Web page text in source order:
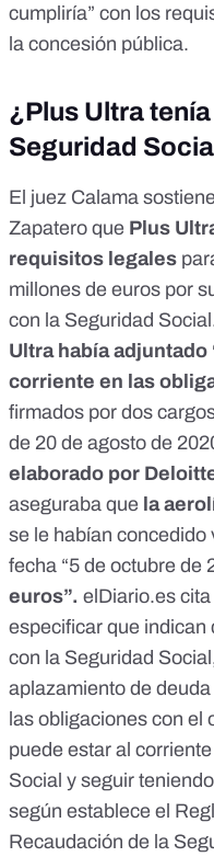
cumpliría” con los
la concesión pública.
¿Plus Ultra
Seguridad
El juez Calama
Zapatero que Plus
requisitos legales
millones de euros por
con la Seguridad
Ultra había
corriente en las
firmados por dos
de 20 de agosto de
elaborado por
aseguraba que la
se le habían
fecha “5 de octubre de
euros”. elDiario.es cita
especificar que indican
con la Seguridad
aplazamiento de
las obligaciones con el
puede estar al
Social y seguir
según establece el
Recaudación de la